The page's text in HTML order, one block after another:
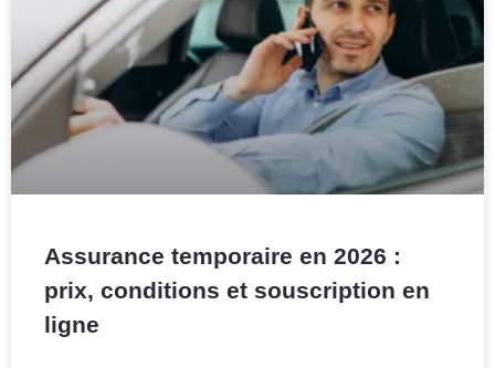
Assurance temporaire en 2026 :
prix, conditions et souscription en
ligne